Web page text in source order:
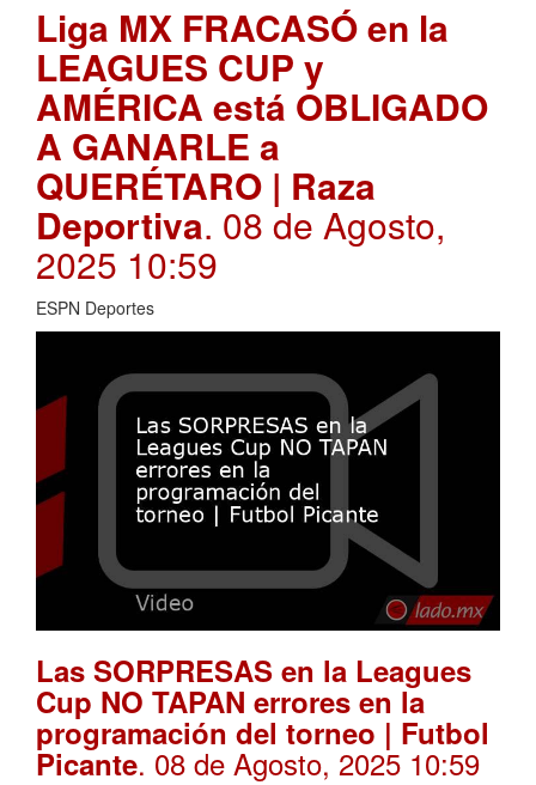
Liga MX FRACASÓ en la
LEAGUES CUP y
AMÉRICA está OBLIGADO
A GANARLE a
QUERÉTARO | Raza
Deportiva. 08 de Agosto,
2025 10:59
ESPN Deportes
Las SORPRESAS en la Leagues
Cup NO TAPAN errores en la
programación del torneo | Futbol
Picante. 08 de Agosto, 2025 10:59